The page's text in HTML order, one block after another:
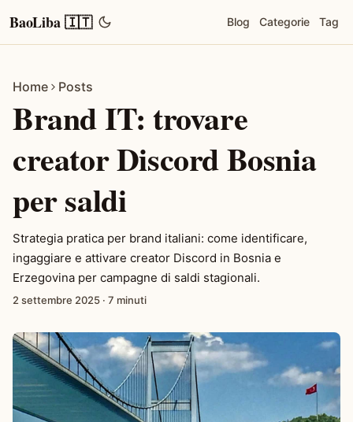
BaoLiba 🇮🇹 Blog Categorie Tag
Home Posts
Brand IT: trovare
creator Discord Bosnia
per saldi
Strategia pratica per brand italiani: come identificare,
ingaggiare e attivare creator Discord in Bosnia e
Erzegovina per campagne di saldi stagionali.
2 settembre 2025 · 7 minuti